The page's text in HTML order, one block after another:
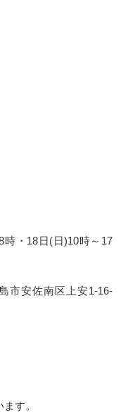
時・18日(日)10時～17
市安佐南区上安1-16-
す。